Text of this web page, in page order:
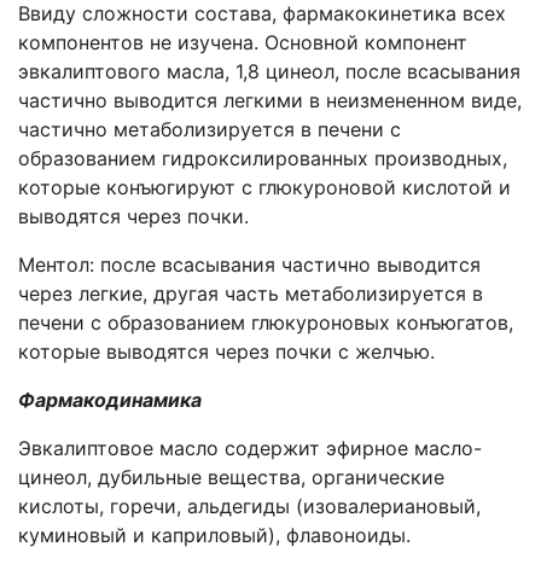
Ввиду сложности состава, фармакокинетика всех
компонентов не изучена. Основной компонент
эвкалиптового масла, 1,8 цинеол, после всасывания
частично выводится легкими в неизмененном виде,
частично метаболизируется в печени с
образованием гидроксилированных производных,
которые конъюгируют с глюкуроновой кислотой и
выводятся через почки.
Ментол: после всасывания частично выводится
через легкие, другая часть метаболизируется в
печени с образованием глюкуроновых конъюгатов,
которые выводятся через почки с желчью.
Фармакодинамика
Эвкалиптовое масло содержит эфирное масло-
цинеол, дубильные вещества, органические
кислоты, горечи, альдегиды (изовалериановый,
куминовый и каприловый), флавоноиды.